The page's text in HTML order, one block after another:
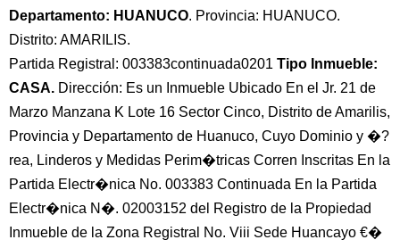
Departamento: HUANUCO. Provincia: HUANUCO.
Distrito: AMARILIS.
Partida Registral: 003383continuada0201 Tipo Inmueble:
CASA. Dirección: Es un Inmueble Ubicado En el Jr. 21 de
Marzo Manzana K Lote 16 Sector Cinco, Distrito de Amarilis,
Provincia y Departamento de Huanuco, Cuyo Dominio y �?
rea, Linderos y Medidas Perim�tricas Corren Inscritas En la
Partida Electr�nica No. 003383 Continuada En la Partida
Electr�nica N�. 02003152 del Registro de la Propiedad
Inmueble de la Zona Registral No. Viii Sede Huancayo €�